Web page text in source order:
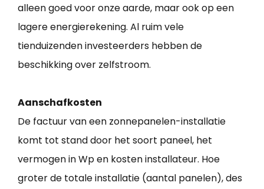
alleen goed voor onze aarde, maar ook op een
lagere energierekening. Al ruim vele
tienduizenden investeerders hebben de
beschikking over zelfstroom.
Aanschafkosten
De factuur van een zonnepanelen-installatie
komt tot stand door het soort paneel, het
vermogen in Wp en kosten installateur. Hoe
groter de totale installatie (aantal panelen), des